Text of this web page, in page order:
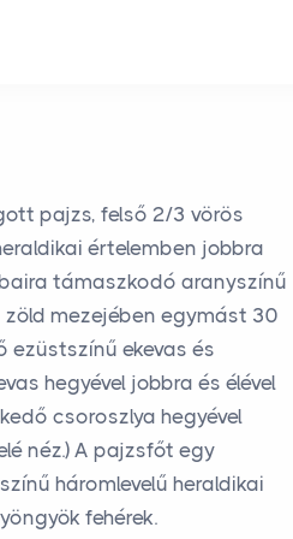
pajzs, felső 2/3 vörös
értelemben jobbra
támaszkodó aranyszínű
mezejében egymást 30
ezüstszínű ekevas és
hegyével jobbra és élével
csoroszlya hegyével
néz.) A pajzsfőt egy
háromlevelű heraldikai
fehérek.